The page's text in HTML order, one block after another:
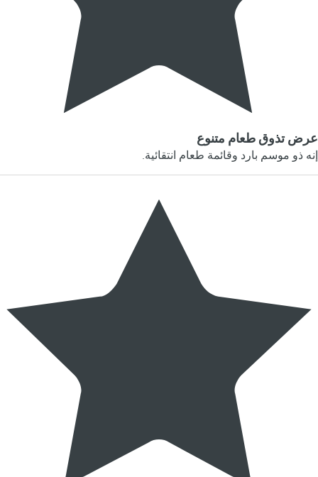
عرض تذوق طعام متنوع
إنه ذو موسم بارد وقائمة طعام انتقائية.